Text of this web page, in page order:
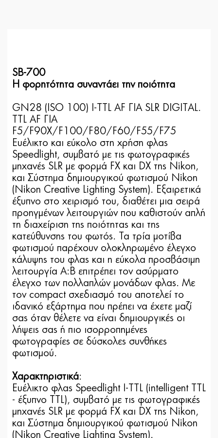
SB-700
Η φορητότητα συναντάει την ποιότητα
GN28 (ISO 100) I-TTL AF ΓΙΑ SLR DIGITAL.
TTL AF ΓΙΑ
F5/F90X/F100/F80/F60/F55/F75
Ευέλικτο και εύκολο στη χρήση φλας
Speedlight, συμβατό με τις φωτογραφικές
μηχανές SLR με φορμά FX και DX της Nikon,
και Σύστημα δημιουργικού φωτισμού Nikon
(Nikon Creative Lighting System). Εξαιρετικά
έξυπνο στο χειρισμό του, διαθέτει μια σειρά
προηγμένων λειτουργιών που καθιστούν απλή
τη διαχείριση της ποιότητας και της
κατεύθυνσης του φωτός. Τα τρία μοτίβα
φωτισμού παρέχουν ολοκληρωμένο έλεγχο
κάλυψης του φλας και η εύκολα προσβάσιμη
λειτουργία A:B επιτρέπει τον ασύρματο
έλεγχο των πολλαπλών μονάδων φλας. Με
τον compact σχεδιασμό του αποτελεί το
ιδανικό εξάρτημα που πρέπει να έχετε μαζί
σας όταν θέλετε να είναι δημιουργικές οι
λήψεις σας ή πιο ισορροπημένες
φωτογραφίες σε δύσκολες συνθήκες
φωτισμού.
Χαρακτηριστικά:
Ευέλικτο φλας Speedlight I-TTL (intelligent TTL
- έξυπνο TTL), συμβατό με τις φωτογραφικές
μηχανές SLR με φορμά FX και DX της Nikon,
και Σύστημα δημιουργικού φωτισμού Nikon
(Nikon Creative Lighting System).